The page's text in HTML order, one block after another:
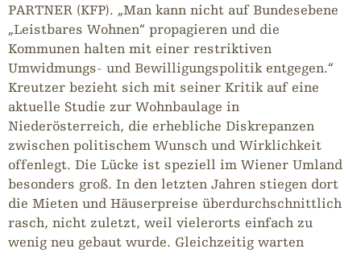
PARTNER (KFP). „Man kann nicht auf Bundesebene
„Leistbares Wohnen“ propagieren und die
Kommunen halten mit einer restriktiven
Umwidmungs- und Bewilligungspolitik entgegen.“
Kreutzer bezieht sich mit seiner Kritik auf eine
aktuelle Studie zur Wohnbaulage in
Niederösterreich, die erhebliche Diskrepanzen
zwischen politischem Wunsch und Wirklichkeit
offenlegt. Die Lücke ist speziell im Wiener Umland
besonders groß. In den letzten Jahren stiegen dort
die Mieten und Häuserpreise überdurchschnittlich
rasch, nicht zuletzt, weil vielerorts einfach zu
wenig neu gebaut wurde. Gleichzeitig warten